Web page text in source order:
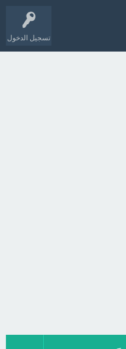
تسجيل الدخول